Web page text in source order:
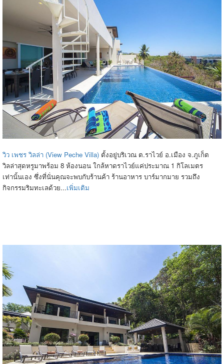
วิว เพชร วิลล่า (View Peche Villa) ตั้งอยู่บริเวณ ต.ราไวย์ อ.เมือง จ.ภูเก็ต
วิลล่าสุดหรูมาพร้อม 8 ห้องนอน ใกล้หาดราไวย์แค่ประมาณ 1 กิโลเมตร
เท่านั้นเอง ซึ่งที่นั่นคุณจะพบกับร้านค้า ร้านอาหาร บาร์มากมาย รวมถึง
กิจกรรมริมทะเลด้วย...เพิ่มเติม